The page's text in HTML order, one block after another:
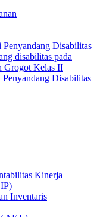
Penyandang Disabilitas
disabilitas pada
Grogot Kelas II
Penyandang Disabilitas
Kinerja
Inventaris